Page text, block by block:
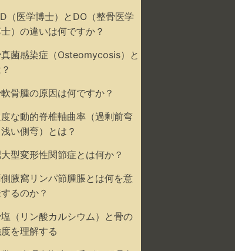
（医学博士）とDO（整骨医学
）の違いは何ですか？
菌感染症（Osteomycosis）と
骨腫の原因は何ですか？
な動的脊椎軸曲率（過剰前弯
い側弯）とは？
型変形性関節症とは何か？
腋窩リンパ節腫脹とは何を意
るのか？
（リン酸カルシウム）と骨の
を理解する